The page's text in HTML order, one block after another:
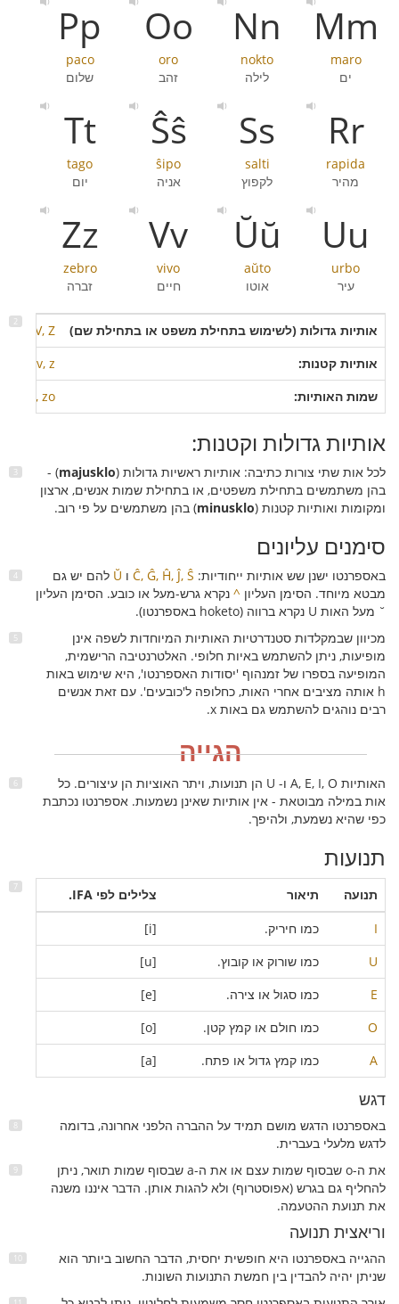
Mm
maro
ים
Nn
nokto
לילה
Oo
oro
זהב
Pp
paco
שלום
Rr
rapida
מהיר
Ss
salti
לקפוץ
Ŝŝ
ŝipo
אניה
Tt
tago
יום
Uu
urbo
עיר
Ŭŭ
aŭto
אוטו
Vv
vivo
חיים
Zz
zebro
זברה
אותיות גדולות (לשימוש בתחילת משפט או בתחילת שם)
U, Ŭ, V, Z
אותיות קטנות:
u, ŭ, v, z
שמות האותיות:
vo, zo
אותיות גדולות וקטנות:
לכל אות שתי צורות כתיבה: אותיות ראשיות גדולות (majusklo
) -
בהן משתמשים בתחילת משפטים, או בתחילת שמות אנשים, ארצון
ומקומות ואותיות קטנות (minusklo) בהן משתמשים על פי רוב.
סימנים עליונים
באספרנטו ישנן שש אותיות ייחודיות: Ĉ, Ĝ, Ĥ, Ĵ, Ŝ ו Ŭ להם יש גם
מבטא מיוחד. הסימן העליון ^ נקרא גרש-מעל או כובע. הסימן העליון
˘ מעל האות U נקרא ברווה (hoketo באספרנטו).
מכיוון שבמקלדות סטנדרטיות האותיות המיוחדות לשפה אינן
מופיעות, ניתן להשתמש באיות חלופי. האלטרנטיבה הרישמית,
המופיעה בספרו של זמנהוף 'יסודות האספרנטו', היא שימוש באות
h אותה מציבים אחרי האות, כחלופה ל'כובעים'. עם זאת אנשים
רבים נוהגים להשתמש גם באות x.
הגייה
האותיות A, E, I, O ו- U הן תנועות, ויתר האוציות הן עיצורים. כל
אות במילה מבוטאת - אין אותיות שאינן נשמעות. אספרנטו נכתבת
כפי שהיא נשמעת, ולהיפך.
תנועות
תנועה תיאור
צלילים לפי IFA.
I
כמו חיריק.
[i]
U
כמו שורוק או קובוץ.
[u]
E
כמו סגול או צירה.
[e]
O
כמו חולם או קמץ קטן.
[o]
A
כמו קמץ גדול או פתח. [a]
דגש
באספרנטו הדגש מושם תמיד על ההברה הלפני אחרונה, בדומה
לדגש מלעלי בעברית.
את ה-o שבסוף שמות עצם או את ה-a שבסוף שמות תואר, ניתן
להחליף גם בגרש (אפוסטרוף) ולא להגות אותן. הדבר איננו משנה
את תנועת ההטעמה.
וריאצית תנועה
ההגייה באספרנטו היא חופשית יחסית, הדבר החשוב ביותר הוא
שניתן יהיה להבדין בין חמשת התנועות השונות.